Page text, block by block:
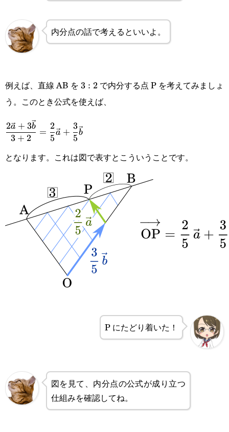
内分点の話で考えるといいよ。
例えば、直線 AB を3
:
3 : 2 で内分する点 P を考えてみましょ
う。このとき公式を使えば、
\displaystyle\frac{2\vec{a}+3\vec{b}}
{3+2}=\frac{2}{5}\vec{a}+\frac{3}
{5}\vec{b}
3 + 2
2a + 3b
=
5
2
a +
5
3
b
となります。これは図で表すとこういうことです。
P にたどり着いた！
図を見て、内分点の公式が成り立つ
仕組みを確認してね。